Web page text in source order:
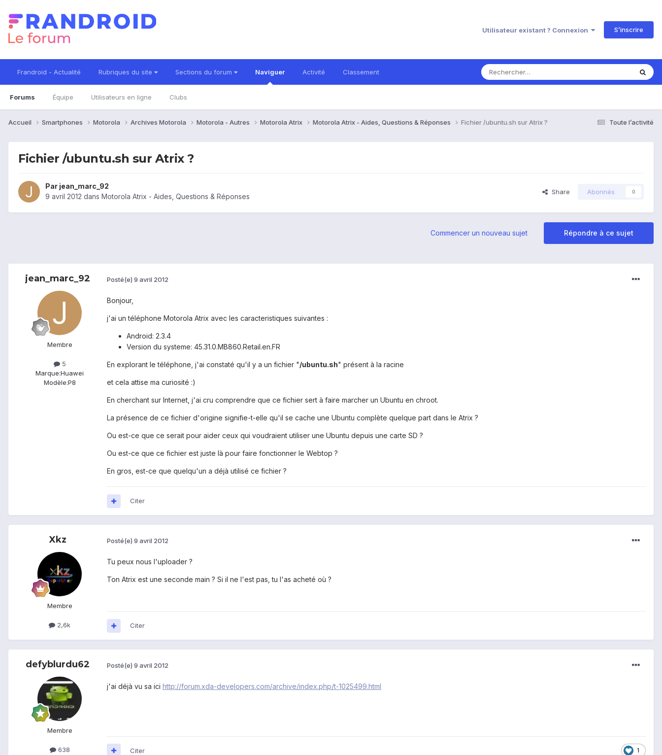
Utilisateur existant ? Connexion S’inscrire
Frandroid - Actualité Rubriques du site Sections du forum Naviguer
Forums Équipe Utilisateurs en ligne Clubs
Activité Classement
Toute l’activité
Accueil Smartphones Motorola Archives Motorola Motorola - Autres Motorola Atrix Motorola Atrix - Aides, Questions & Réponses Fichier /ubuntu.sh sur Atrix ?
Fichier /ubuntu.sh sur Atrix ?
Par jean_marc_92
9 avril 2012 dans Motorola Atrix - Aides, Questions & Réponses
Share Abonnés 0
Répondre à ce sujet
Commencer un nouveau sujet
jean_marc_92
Membre
5
Marque:Huawei
Modèle:P8
Posté(e) 9 avril 2012
Bonjour,
j'ai un téléphone Motorola Atrix avec les caracteristiques suivantes :
Android: 2.3.4
Version du systeme: 45.31.0.MB860.Retail.en.FR
En explorant le téléphone, j'ai constaté qu'il y a un fichier "/ubuntu.sh" présent à la racine
et cela attise ma curiosité :)
En cherchant sur Internet, j'ai cru comprendre que ce fichier sert à faire marcher un Ubuntu en chroot.
La présence de ce fichier d'origine signifie-t-elle qu'il se cache une Ubuntu complète quelque part dans le Atrix ?
Ou est-ce que ce serait pour aider ceux qui voudraient utiliser une Ubuntu depuis une carte SD ?
Ou est-ce que ce fichier est juste là pour faire fonctionner le Webtop ?
En gros, est-ce que quelqu'un a déjà utilisé ce fichier ?
Citer
Xkz
Membre
2,6k
Posté(e) 9 avril 2012
Tu peux nous l'uploader ?
Ton Atrix est une seconde main ? Si il ne l'est pas, tu l'as acheté où ?
Citer
defyblurdu62
Membre
638
Posté(e) 9 avril 2012
j'ai déjà vu sa ici http://forum.xda-developers.com/archive/index.php/t-1025499.html
1
Citer